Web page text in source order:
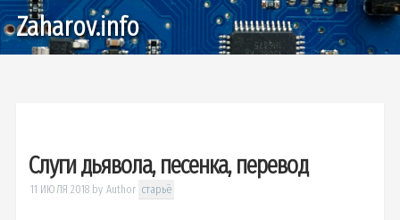
Zaharov.info
Слуги дьявола, песенка, перевод
11 ИЮЛЯ 2018 by Author старьё